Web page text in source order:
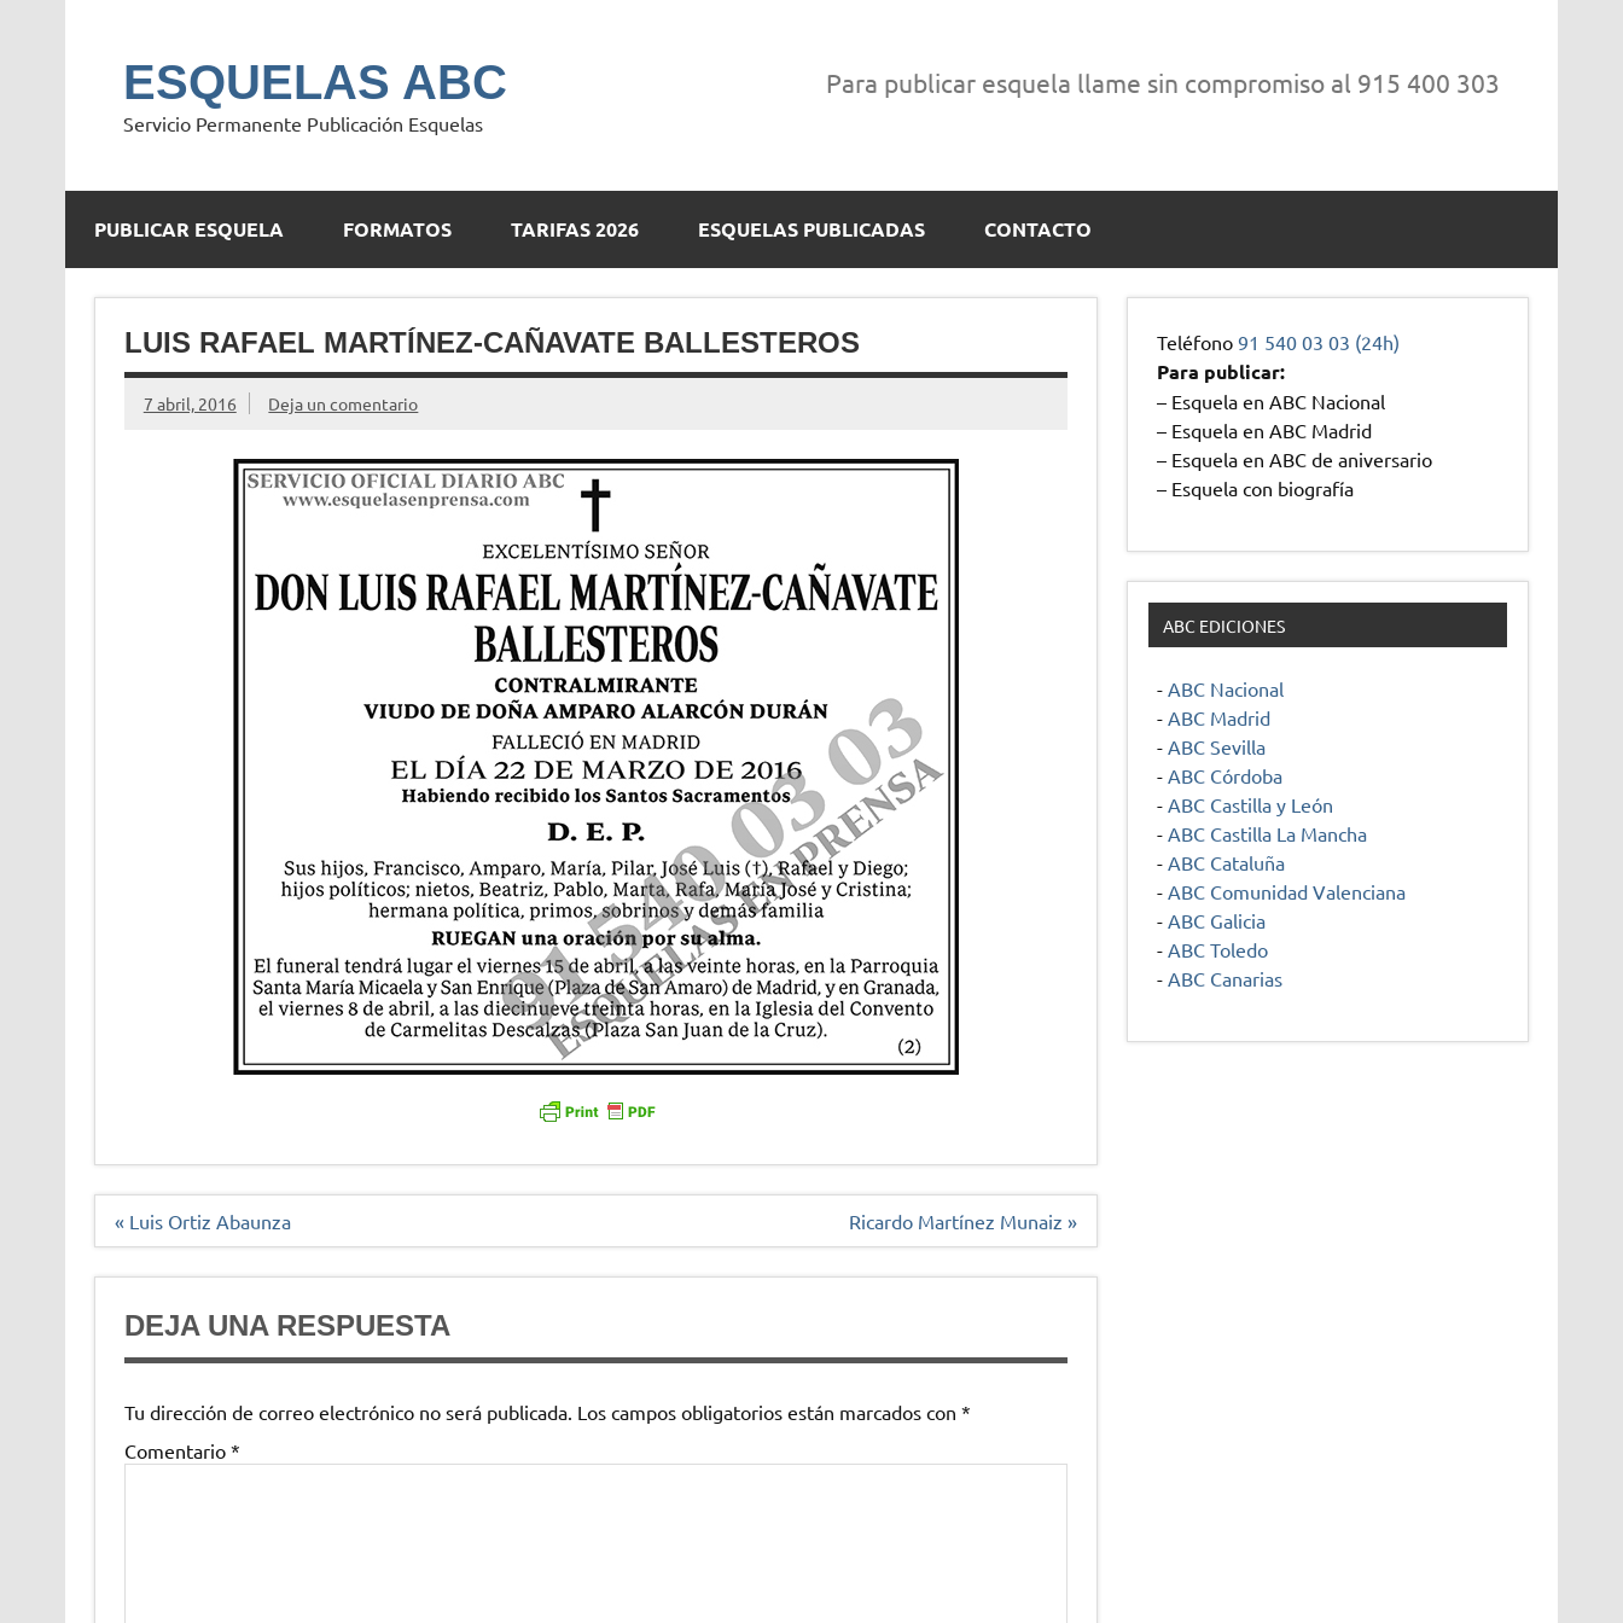
ESQUELAS ABC
Servicio Permanente Publicación Esquelas
Para publicar esquela llame sin compromiso al 915 400 303
PUBLICAR ESQUELA FORMATOS TARIFAS 2026 ESQUELAS PUBLICADAS CONTACTO
LUIS RAFAEL MARTÍNEZ-CAÑAVATE BALLESTEROS
7 abril, 2016 Deja un comentario
Navegación
« Luis Ortiz Abaunza Ricardo Martínez Munaiz »
DEJA UNA RESPUESTA
Tu dirección de correo electrónico no será publicada. Los campos obligatorios están marcados con *
Comentario *
Teléfono91 540 03 03 (24h)
Para publicar:
– Esquela en ABC Nacional
– Esquela en ABC Madrid
– Esquela en ABC de aniversario
– Esquela con biografía
ABC EDICIONES
- ABC Nacional
- ABC Madrid
- ABC Sevilla
- ABC Córdoba
- ABC Castilla y León
- ABC Castilla La Mancha
- ABC Cataluña
- ABC Comunidad Valenciana
- ABC Galicia
- ABC Toledo
- ABC Canarias